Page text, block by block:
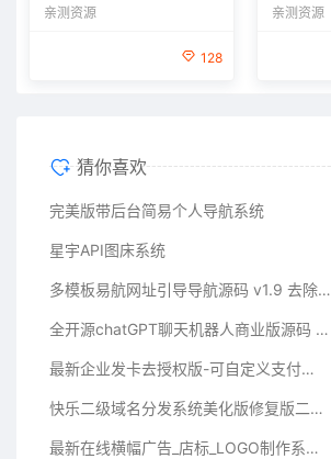
亲测资源
128
亲测资源
猜你喜欢
完美版带后台简易个人导航系统
星宇API图床系统
多模板易航网址引导导航源码 v1.9 去除弹窗等开心版
全开源chatGPT聊天机器人商业版源码 支持魔改 完全开放源代码
最新企业发卡去授权版-可自定义支付接口
快乐二级域名分发系统美化版修复版二开版
最新在线横幅广告_店标_LOGO制作系统源码本地接口版